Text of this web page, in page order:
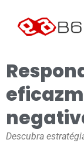
Descubra